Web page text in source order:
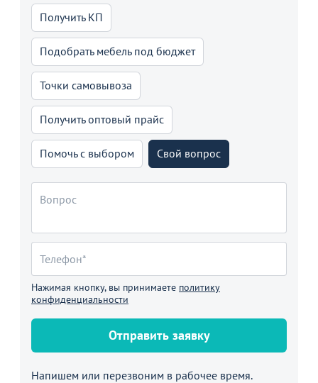
Получить КП
Подобрать мебель под бюджет
Точки самовывоза
Получить оптовый прайс
Помочь с выбором Свой вопрос
Нажимая кнопку, вы принимаете политику
конфиденциальности
Отправить заявку
Напишем или перезвоним в рабочее время.